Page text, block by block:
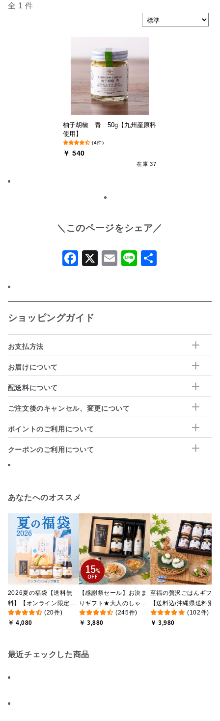
全 1 件
柚子胡椒 青 50g【九州産原料
使用】
(4件)
￥ 540
在庫 37
＼このページをシェア／
Facebook
X Email
Line
ショッピングガイド
お支払方法
お届けについて
配送料について
ご注文後のキャンセル、変更について
ポイントのご利用について
クーポンのご利用について
あなたへのオススメ
2026夏の福袋【送料無
料】【オンライン限定】
【ポイントキャンペーン
実施中】【のし・ラッピ
(20件)
￥ 4,080
【感謝祭セール】お決ま
りギフト★大人のしゃけ
しゃけめんたい入り【送
料込/沖縄県送料別途】
(245件)
￥ 3,880
至福の贅沢ごはんギフト
【送料込/沖縄県送料別
途】【化粧箱包装付/オン
ライン限定】
(102件)
￥ 3,980
最近チェックした商品